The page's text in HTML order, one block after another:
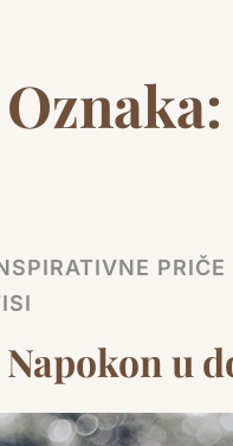
Oznaka:
PRIČE
Napokon u